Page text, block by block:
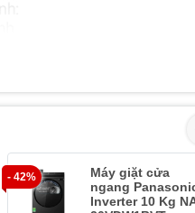
- 42%
Máy giặt cửa
ngang
Inverter 10 Kg